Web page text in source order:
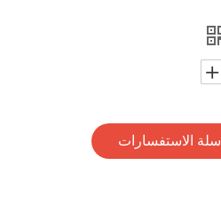
سلة الاستفسارات